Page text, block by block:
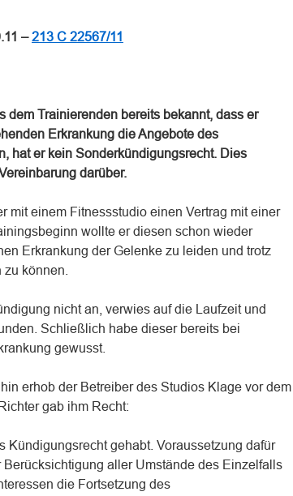
–213 C 22567/11
dem Trainierenden bereits bekannt, dass er
Erkrankung die Angebote des
hat er kein Sonderkündigungsrecht. Dies
darüber.
mit einem Fitnessstudio einen Vertrag mit einer
wollte er diesen schon wieder
Erkrankung der Gelenke zu leiden und trotz
können.
nicht an, verwies auf die Laufzeit und
Schließlich habe dieser bereits bei
gewusst.
erhob der Betreiber des Studios Klage vor dem
gab ihm Recht:
Kündigungsrecht gehabt. Voraussetzung dafür
aller Umstände des Einzelfalls
die Fortsetzung des